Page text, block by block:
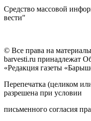
Средство массовой
вести"
© Все права на
barvesti.ru принадлежат
«Редакция газеты
Перепечатка (целиком
разрешена при условии
письменного согласия